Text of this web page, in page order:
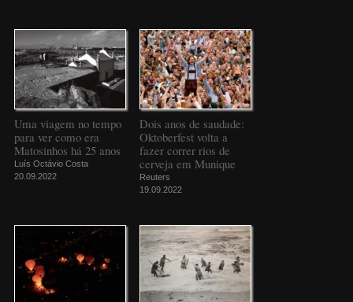
Uma viagem no tempo
para ver como era
Matosinhos há 25 anos
Luís Octávio Costa
20.09.2022
Dois anos de saudade:
Oktoberfest volta a
fazer correr rios de
cerveja em Munique
Reuters
19.09.2022